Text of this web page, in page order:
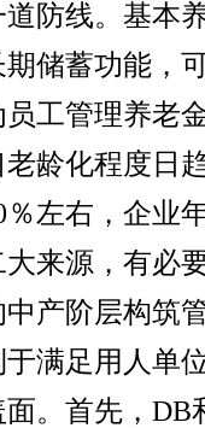
防线。基本
储蓄功能，
员工管理养老
老龄化程度日
％左右，企业
来源，有必
产阶层构筑
足用人单位
。首先，